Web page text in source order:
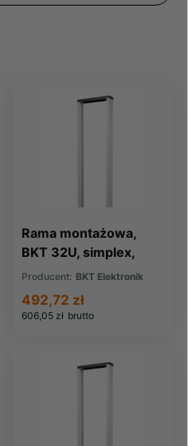
Rama montażowa,
BKT 32U, simplex,
550/710/1530.
Producent: BKT Elektronik
606,05 zł brutto
492,72 zł